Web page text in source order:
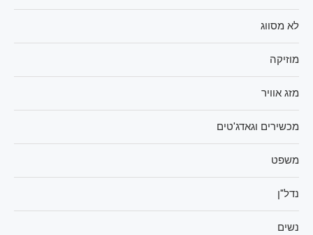
לא מסווג
מוזיקה
מזג אוויר
מכשירים וגאדג'טים
משפט
נדל"ן
נשים